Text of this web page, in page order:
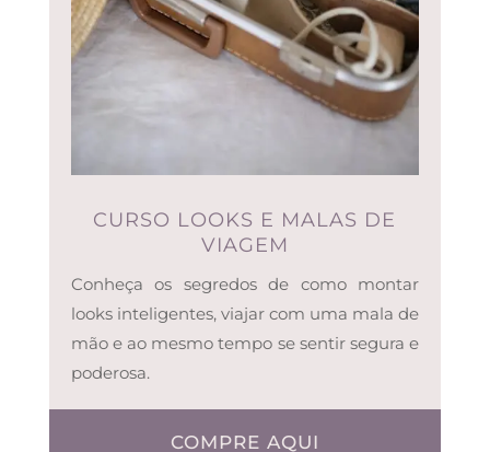
CURSO LOOKS E MALAS DE
VIAGEM
Conheça os segredos de como montar
looks inteligentes, viajar com uma mala de
mão e ao mesmo tempo se sentir segura e
poderosa.
COMPRE AQUI